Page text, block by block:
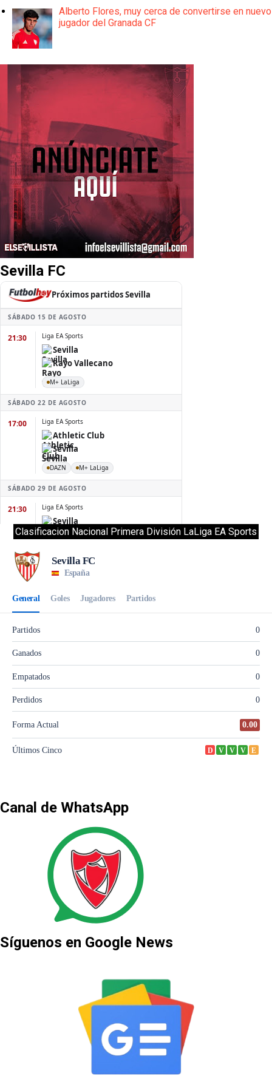
Alberto Flores, muy cerca de convertirse en nuevo
jugador del Granada CF
Sevilla FC
Clasificacion Nacional Primera División LaLiga EA Sports
Canal de WhatsApp
Síguenos en Google News